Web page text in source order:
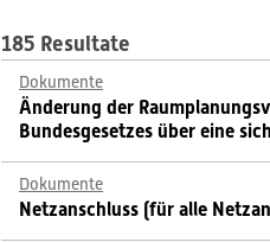
185 Resultate
Dokumente
Änderung der
Bundesgesetzes über eine
Dokumente
Netzanschluss (für alle